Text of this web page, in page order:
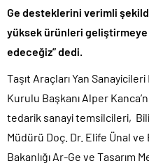
Ge desteklerini verimli
yüksek ürünleri
edeceğiz” dedi.
Taşıt Araçları Yan
Kurulu Başkanı Alper
tedarik sanayi temsilcileri,
Müdürü Doç. Dr. Elife Ünal
Bakanlığı Ar-Ge ve Tasarım